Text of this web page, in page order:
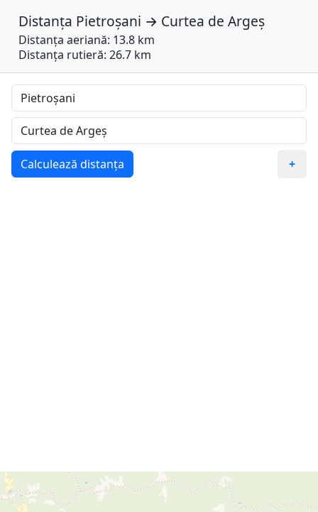
Distanța Pietroșani → Curtea de Argeș
Distanța aeriană: 13.8 km
Distanța rutieră: 26.7 km
Calculează distanța +